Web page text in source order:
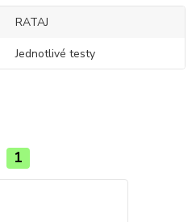
RATAJ
Jednotlivé testy
1